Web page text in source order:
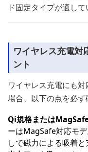
ド固定タイプが適して
ワイヤレス充電対
ント
ワイヤレス充電にも
場合、以下の点を必ず
Qi規格または
ーはMagSafe対応モ
しで磁力による吸着